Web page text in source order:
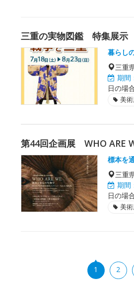
三重の実物図鑑 特集展示
暮らし
三重
期間
日の場
美
第44回企画展 WHO ARE
標本を
三重
期間
日の場
美
1 2